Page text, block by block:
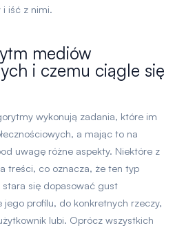
iść z nimi.
mediów
i czemu ciągle się
wykonują zadania, które im
a mając to na
uwagę różne aspekty. Niektóre z
treści, co oznacza, że ten typ
się dopasować gust
profilu, do konkretnych rzeczy,
lubi. Oprócz wszystkich